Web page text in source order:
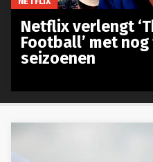
Netflix verlengt
Football’ met
seizoenen